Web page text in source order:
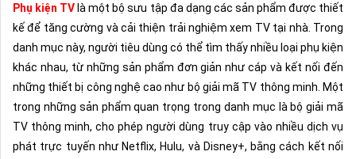
Phụ kiện TV là một bộ sưu tập đa dạng các sản phẩm được thiết
kế để tăng cường và cải thiện trải nghiệm xem TV tại nhà. Trong
danh mục này, người tiêu dùng có thể tìm thấy nhiều loại phụ kiện
khác nhau, từ những sản phẩm đơn giản như cáp và kết nối đến
những thiết bị công nghệ cao như bộ giải mã TV thông minh. Một
trong những sản phẩm quan trọng trong danh mục là bộ giải mã
TV thông minh, cho phép người dùng truy cập vào nhiều dịch vụ
phát trực tuyến như Netflix, Hulu, và Disney+, bằng cách kết nối